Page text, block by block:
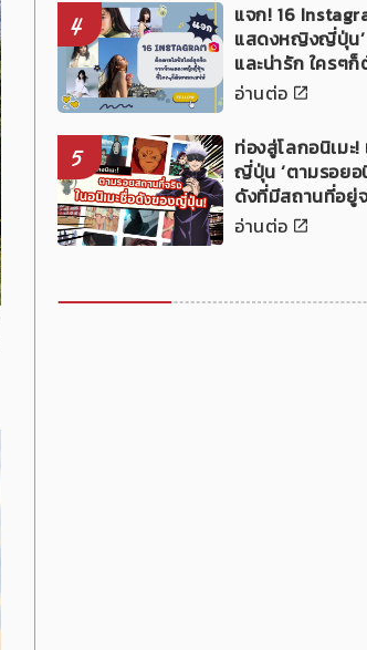
4
แจก! 16
แสดงหญิงญี่ปุ่น’
และน่ารัก ใครๆ
เสน่ห์!
อ่านต่อ
5
ท่องสู่โลกอนิเมะ!
ญี่ปุ่น ‘ตามรอยอ
ดังที่มีสถานที่อยู่
อ่านต่อ